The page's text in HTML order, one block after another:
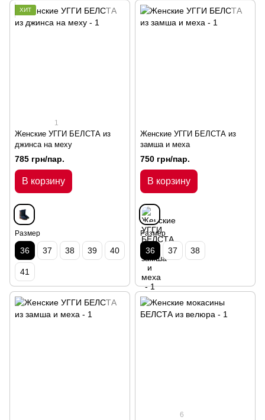
ХИТ
1
Женские УГГИ БЕЛСТА из
джинса на меху
785 грн/пар.
В корзину
Размер
36 37 38 39 40
41
Женские УГГИ БЕЛСТА из
замша и меха
750 грн/пар.
В корзину
Размер
36 37 38
6